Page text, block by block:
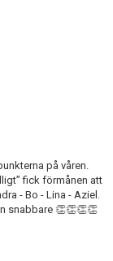
på våren.
fick förmånen att
- Bo - Lina - Aziel.
snabbare 👏👏👏👏